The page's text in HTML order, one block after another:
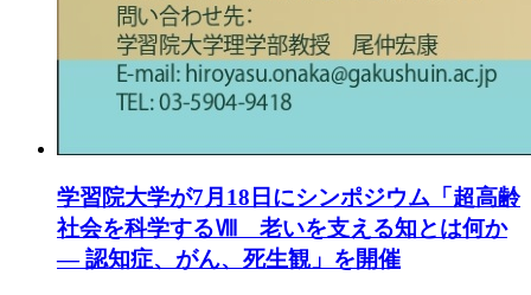
学習院大学が7月18日にシンポジウム「超高齢
社会を科学するⅧ 老いを支える知とは何か
― 認知症、がん、死生観」を開催